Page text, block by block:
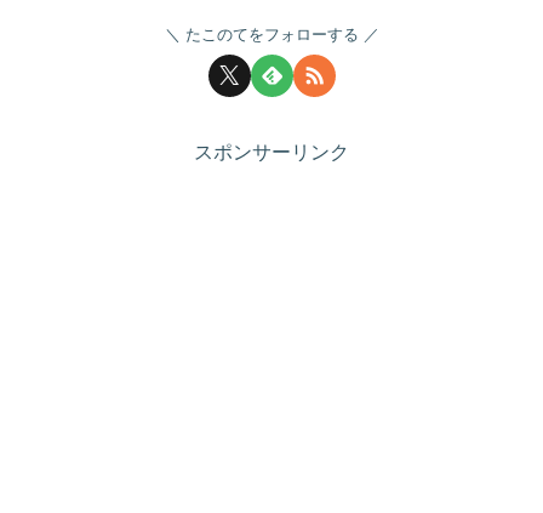
たこのてをフォローする
スポンサーリンク